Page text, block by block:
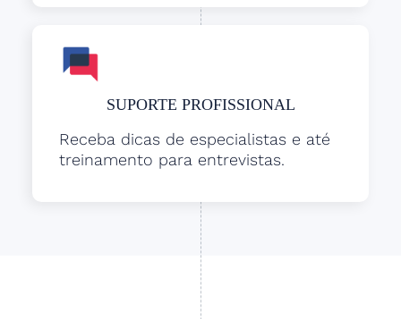
SUPORTE PROFISSIONAL
Receba dicas de especialistas e até
treinamento para entrevistas.